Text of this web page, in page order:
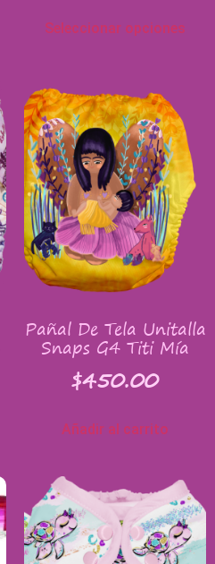
Seleccionar opciones
Pañal De Tela Unitalla
Snaps G4 Titi Mía
$450.00
Añadir al carrito